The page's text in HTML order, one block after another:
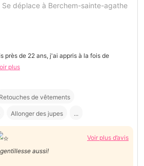
Se déplace à Berchem-sainte-agathe
près de 22 ans, j'ai appris à la fois de
plus
Retouches de vêtements
Allonger des jupes ...
Voir plus d’avis
aussi!